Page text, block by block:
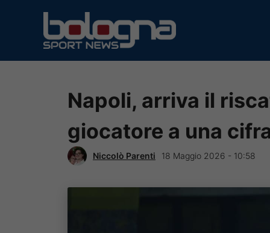
contenuto
Napoli, arriva il
giocatore a una
Niccolò Parenti 18 Maggio 2026 - 10:58